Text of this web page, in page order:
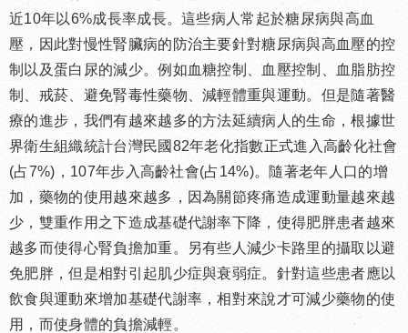
近10年以6%成長率成長。這些病人常起於糖尿病與高血
壓，因此對慢性腎臟病的防治主要針對糖尿病與高血壓的控
制以及蛋白尿的減少。例如血糖控制、血壓控制、血脂肪控
制、戒菸、避免腎毒性藥物、減輕體重與運動。但是隨著醫
療的進步，我們有越來越多的方法延續病人的生命，根據世
界衛生組織統計台灣民國82年老化指數正式進入高齡化社會
(占7%)，107年步入高齡社會(占14%)。隨著老年人口的增
加，藥物的使用越來越多，因為關節疼痛造成運動量越來越
少，雙重作用之下造成基礎代謝率下降，使得肥胖患者越來
越多而使得心腎負擔加重。另有些人減少卡路里的攝取以避
免肥胖，但是相對引起肌少症與衰弱症。針對這些患者應以
飲食與運動來增加基礎代謝率，相對來說才可減少藥物的使
用，而使身體的負擔減輕。